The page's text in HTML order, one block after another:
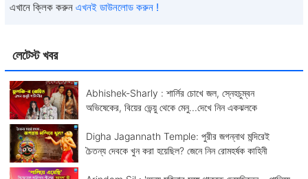
লেটেস্ট খবর
Abhishek-Sharly : শার্লির চোখে জল, স্নেহচুম্বন
অভিষেকের, বিয়ের ভেন্য়ু থেকে মেনু...দেখে নিন একঝলকে
Digha Jagannath Temple: পুরীর জগন্নাথ মন্দিরেই
চৈতন্য দেবকে খুন করা হয়েছিল? জেনে নিন রোমহর্ষক কাহিনী
এখানে ক্লিক করুন এখনই ডাউনলোড করুন !